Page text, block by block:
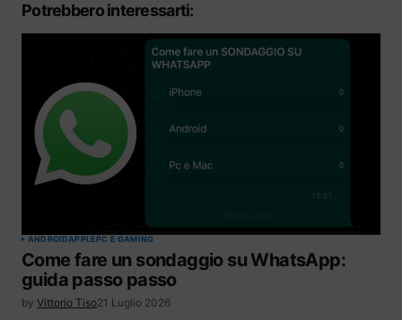
Potrebbero interessarti:
ANDROIDAPPLEPC E GAMING
Come fare un sondaggio su WhatsApp:
guida passo passo
by Vittorio Tiso21 Luglio 2026